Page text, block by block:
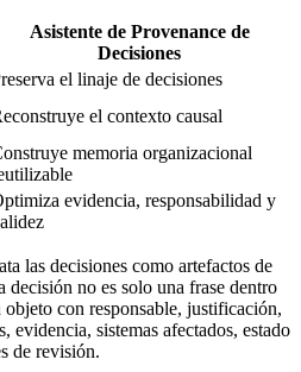
Asistente de Provenance de
Decisiones
el linaje de decisiones
el contexto causal
memoria organizacional
evidencia, responsabilidad y
las decisiones como artefactos de
no es solo una frase dentro
con responsable, justificación,
evidencia, sistemas afectados, estado
de revisión.